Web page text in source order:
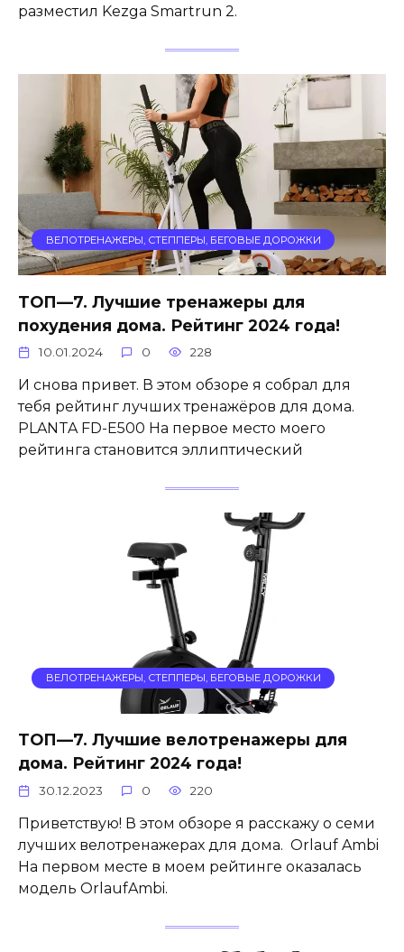
разместил Kezga Smartrun 2.
ВЕЛОТРЕНАЖЕРЫ, СТЕППЕРЫ, БЕГОВЫЕ ДОРОЖКИ
ТОП—7. Лучшие тренажеры для
похудения дома. Рейтинг 2024 года!
10.01.2024 0 228
И снова привет. В этом обзоре я собрал для
тебя рейтинг лучших тренажёров для дома.
PLANTA FD-Е500 На первое место моего
рейтинга становится эллиптический
ВЕЛОТРЕНАЖЕРЫ, СТЕППЕРЫ, БЕГОВЫЕ ДОРОЖКИ
ТОП—7. Лучшие велотренажеры для
дома. Рейтинг 2024 года!
30.12.2023 0 220
Приветствую! В этом обзоре я расскажу о семи
лучших велотренажерах для дома. Orlauf Ambi
На первом месте в моем рейтинге оказалась
модель OrlaufAmbi.